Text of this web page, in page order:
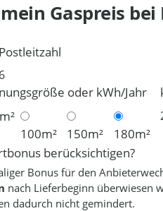
Gaspreis bei
oder kWh/Jahr
100m²
150m² 180m²
berücksichtigen?
Bonus für den
nach Lieferbeginn überwiesen
dadurch nicht gemindert.